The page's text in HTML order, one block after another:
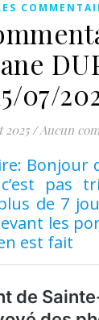
07/
2025 /Aucun
pas
de 7
les
est fait